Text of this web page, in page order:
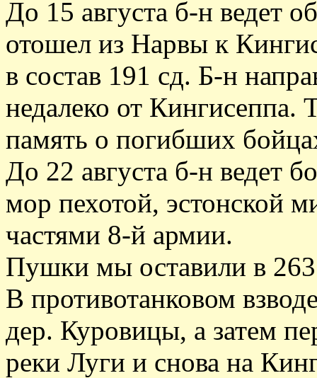
До 15 августа б-н ведет
отошел из Нарвы к
в состав 191 сд. Б-н
недалеко от Кингисеппа.
память о погибших
До 22 августа б-н ведет
мор пехотой, эстонской
частями 8-й армии.
Пушки мы оставили в
В противотанковом
дер. Куровицы, а затем
реки Луги и снова на